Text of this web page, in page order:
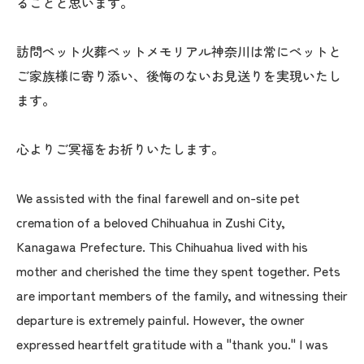
訪問ペット火葬ペットメモリアル神奈川は常にペットと
ご家族様に寄り添い、後悔のないお見送りを実現いたし
ます。
心よりご冥福をお祈りいたします。
We assisted with the final farewell and on-site pet
cremation of a beloved Chihuahua in Zushi City,
Kanagawa Prefecture. This Chihuahua lived with his
mother and cherished the time they spent together. Pets
are important members of the family, and witnessing their
departure is extremely painful. However, the owner
expressed heartfelt gratitude with a "thank you." I was